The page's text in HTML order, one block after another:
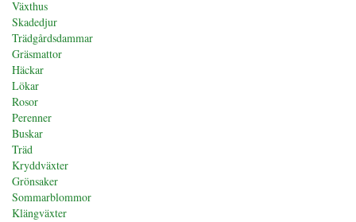
Växthus
Skadedjur
Trädgårdsdammar
Gräsmattor
Häckar
Lökar
Rosor
Perenner
Buskar
Träd
Kryddväxter
Grönsaker
Sommarblommor
Klängväxter